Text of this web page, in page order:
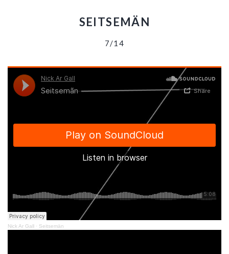
SEITSEMÄN
7/14
Nick Ar Gall · Seitsemän